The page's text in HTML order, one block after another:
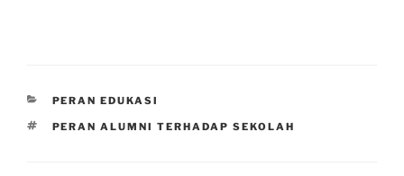
CATEGORIES
PERAN EDUKASI
TAGS
PERAN ALUMNI TERHADAP SEKOLAH